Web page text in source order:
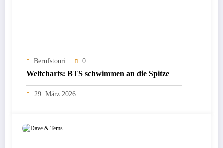
Berufstouri 0
Weltcharts: BTS schwimmen an die Spitze
29. März 2026